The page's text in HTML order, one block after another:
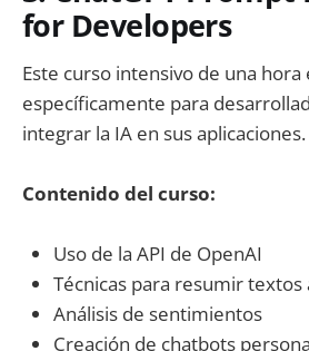
for Developers
Este curso intensivo de una hora
específicamente para
integrar la IA en sus aplicaciones.
Contenido del curso:
Uso de la API de OpenAI
Técnicas para resumir
Análisis de sentimientos
Creación de chatbots